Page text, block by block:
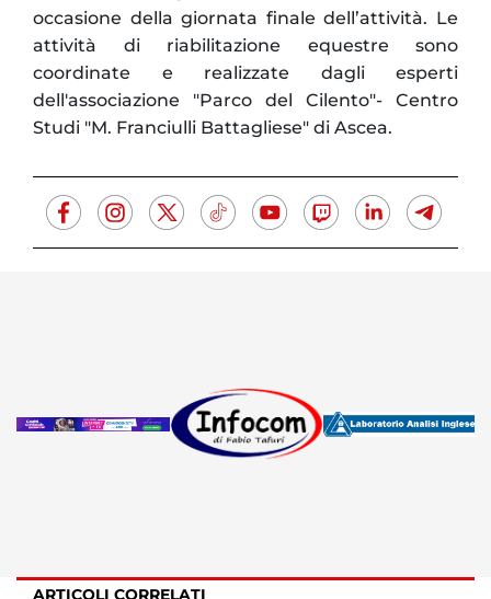
occasione della giornata finale dell’attività. Le
attività di riabilitazione equestre sono
coordinate e realizzate dagli esperti
dell'associazione "Parco del Cilento"- Centro
Studi "M. Franciulli Battagliese" di Ascea.
ARTICOLI CORRELATI